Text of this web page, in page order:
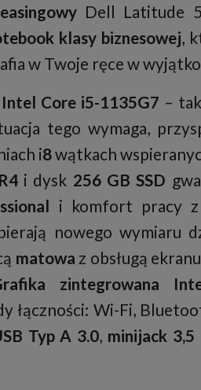
Dell Latitude
klasy biznesowej,
w Twoje ręce w
Intel Core i5-1135G7 –
tego wymaga,
i8wątkach
i dysk 256 GB SSD
i komfort pracy z
nowego wymiaru
matowa z obsługą
zintegrowana
łączności: Wi-Fi,
Typ A 3.0, minijack 3,5